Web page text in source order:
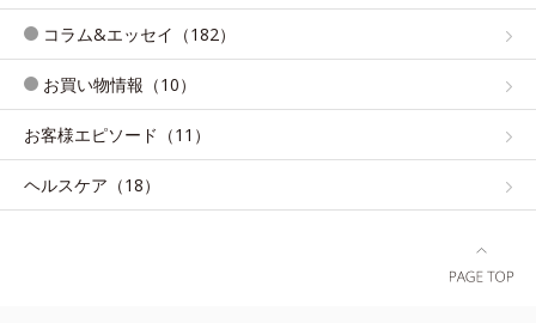
コラム&エッセイ（182）
お買い物情報（10）
お客様エピソード（11）
ヘルスケア（18）